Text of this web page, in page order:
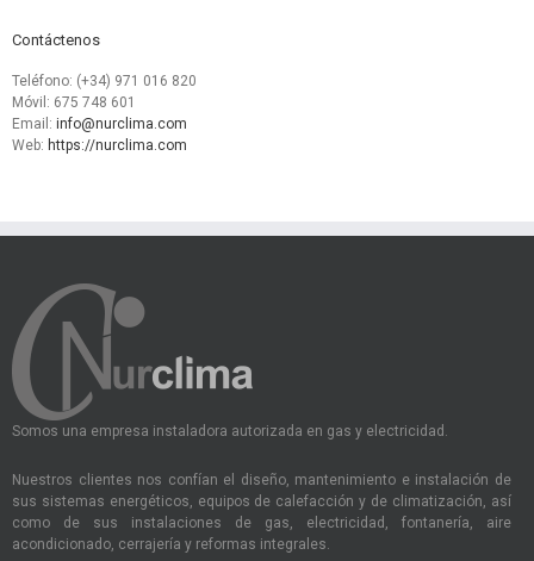
Contáctenos
Teléfono: (+34) 971 016 820
Móvil: 675 748 601
Email: info@nurclima.com
Web: https://nurclima.com
Somos una empresa instaladora autorizada en gas y electricidad.
Nuestros clientes nos confían el diseño, mantenimiento e instalación de
sus sistemas energéticos, equipos de calefacción y de climatización, así
como de sus instalaciones de gas, electricidad, fontanería, aire
acondicionado, cerrajería y reformas integrales.